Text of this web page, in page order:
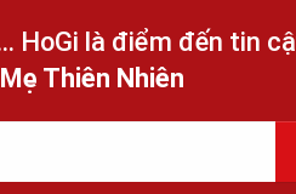
HoGi là điểm đến tin
Mẹ Thiên Nhiên